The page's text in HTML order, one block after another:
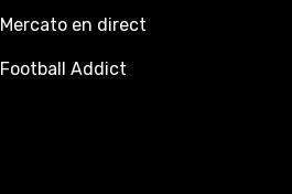
Mercato en direct
Football Addict